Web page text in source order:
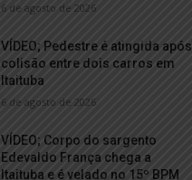
6 de agosto de 2026
VÍDEO; Pedestre é atingida após
colisão entre dois carros em
Itaituba
6 de agosto de 2026
VÍDEO; Corpo do sargento
Edevaldo França chega a
Itaituba e é velado no 15º BPM